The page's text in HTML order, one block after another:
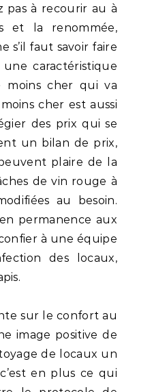
pas à recourir au à
et la renommée,
s’il faut savoir faire
caractéristique
moins cher qui va
cher est aussi
des prix qui se
un bilan de prix,
plaire de la
de vin rouge à
au besoin.
permanence aux
à une équipe
des locaux,
sur le confort au
image positive de
de locaux un
en plus ce qui